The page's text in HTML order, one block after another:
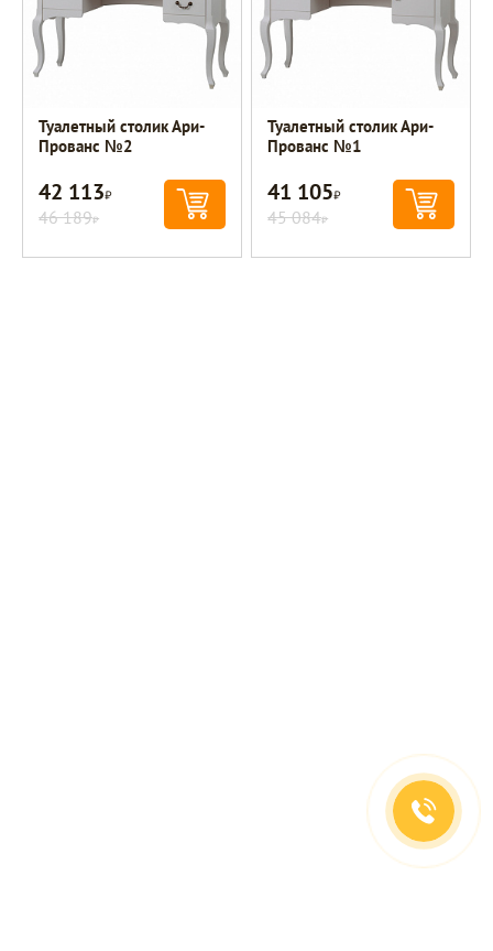
Туалетный столик Ари-
Прованс №2
42 113Р
46 189Р
Туалетный столик Ари-
Прованс №1
41 105Р
45 084Р